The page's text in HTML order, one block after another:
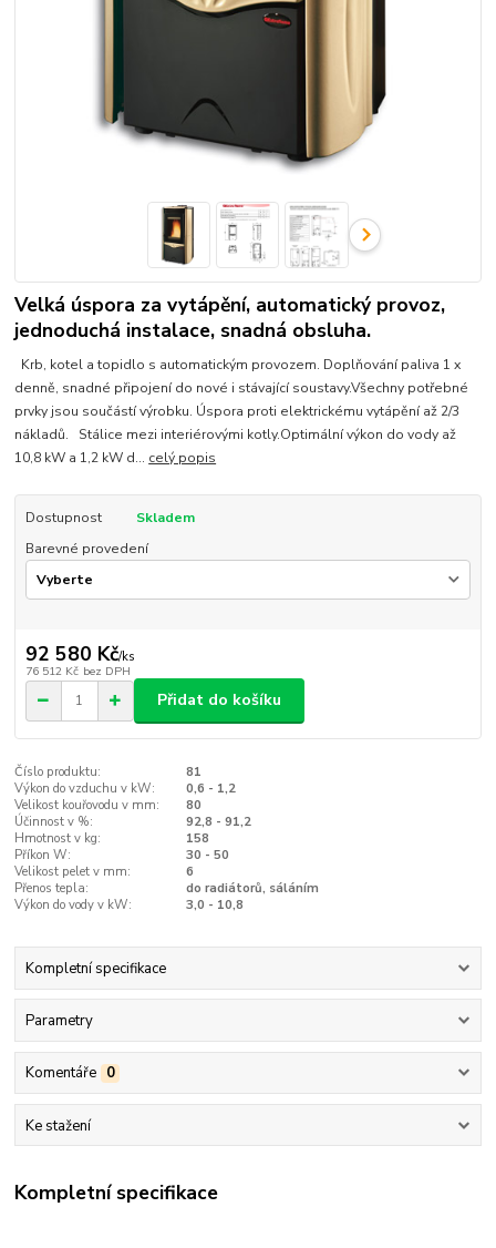
Velká úspora za vytápění, automatický provoz,
jednoduchá instalace, snadná obsluha.
Krb, kotel a topidlo s automatickým provozem. Doplňování paliva 1 x
denně, snadné připojení do nové i stávající soustavy.Všechny potřebné
prvky jsou součástí výrobku. Úspora proti elektrickému vytápění až 2/3
nákladů. Stálice mezi interiérovými kotly.Optimální výkon do vody až
10,8 kW a 1,2 kW d... celý popis
Dostupnost
Skladem
Barevné provedení
92 580 Kč/ks
76 512 Kč bez DPH
Přidat do košíku
Číslo produktu:
81
Výkon do vzduchu v kW:
0,6 - 1,2
Velikost kouřovodu v mm:
80
Účinnost v %:
92,8 - 91,2
Hmotnost v kg:
158
Příkon W:
30 - 50
Velikost pelet v mm:
6
Přenos tepla:
do radiátorů, sáláním
Výkon do vody v kW:
3,0 - 10,8
Kompletní specifikace
Parametry
Komentáře 0
Ke stažení
Kompletní specifikace